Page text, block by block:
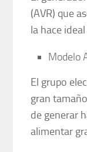
(AVR) que
la hace
Modelo
El grupo
gran
de generar
alimentar